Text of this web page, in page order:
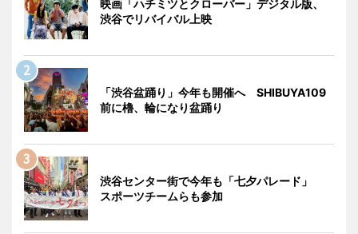
映画「ハチミツとクローバー」デジタル版、
渋谷でリバイバル上映
「渋谷盆踊り」今年も開催へ SHIBUYA109
前に櫓、輪になり盆踊り
渋谷センター街で今年も「七夕パレード」
スポーツチームらも参加